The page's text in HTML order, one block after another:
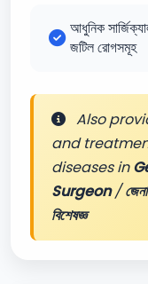
আধুনিক
জটিল রোগসমূহ
Also
and
diseases in
Surgeon/
বিশেষজ্ঞ